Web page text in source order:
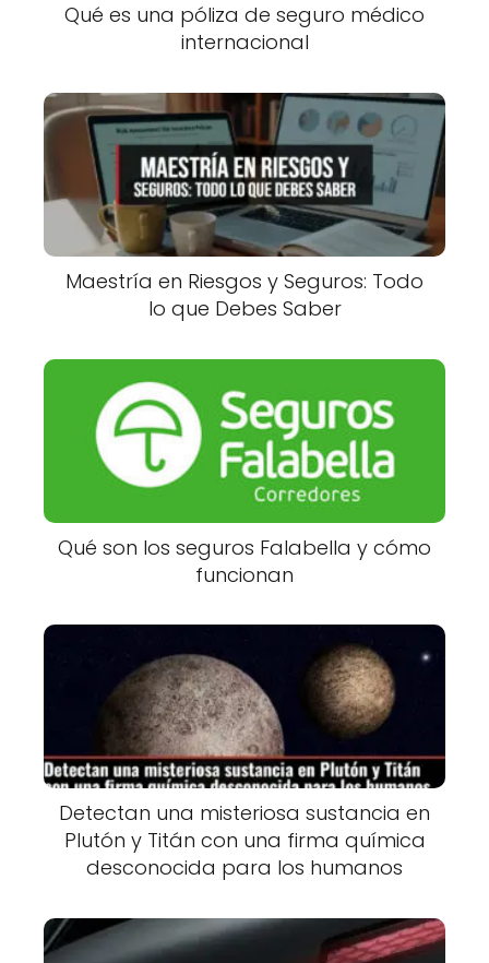
Qué es una póliza de seguro médico
internacional
Maestría en Riesgos y Seguros: Todo
lo que Debes Saber
Qué son los seguros Falabella y cómo
funcionan
Detectan una misteriosa sustancia en
Plutón y Titán con una firma química
desconocida para los humanos